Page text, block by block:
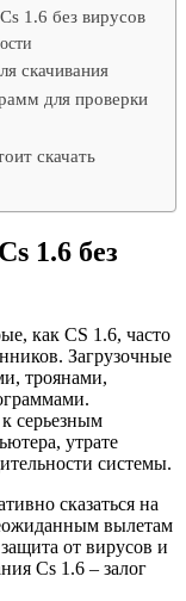
1.6 без вирусов
скачивания
для проверки
скачать
1.6 без
как CS 1.6, часто
Загрузочные
троянами,
серьезным
утрате
системы.
сказаться на
вылетам
от вирусов и
Cs 1.6 – залог